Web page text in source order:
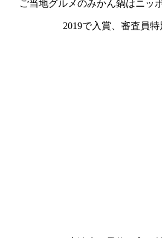
ご当地グルメのみかん鍋はニッ
2019で入賞、審査員